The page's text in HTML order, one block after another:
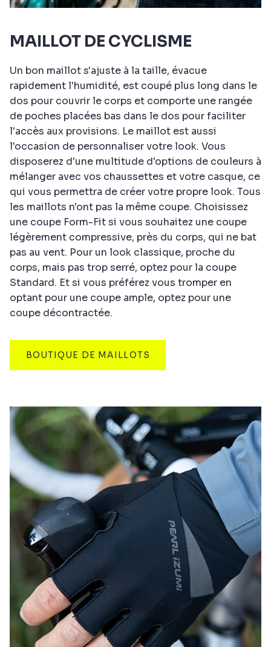
MAILLOT DE CYCLISME
Un bon maillot s'ajuste à la taille, évacue
rapidement l'humidité, est coupé plus long dans le
dos pour couvrir le corps et comporte une rangée
de poches placées bas dans le dos pour faciliter
l'accès aux provisions. Le maillot est aussi
l'occasion de personnaliser votre look. Vous
disposerez d'une multitude d'options de couleurs à
mélanger avec vos chaussettes et votre casque, ce
qui vous permettra de créer votre propre look. Tous
les maillots n'ont pas la même coupe. Choisissez
une coupe Form-Fit si vous souhaitez une coupe
légèrement compressive, près du corps, qui ne bat
pas au vent. Pour un look classique, proche du
corps, mais pas trop serré, optez pour la coupe
Standard. Et si vous préférez vous tromper en
optant pour une coupe ample, optez pour une
coupe décontractée.
BOUTIQUE DE MAILLOTS